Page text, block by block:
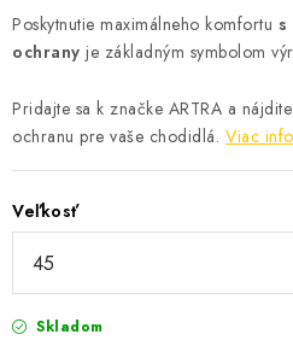
Poskytnutie maximálneho komfortu s
ochrany je základným symbolom
Pridajte sa k značke ARTRA a
ochranu pre vaše chodidlá. Viac
Veľkosť
Skladom